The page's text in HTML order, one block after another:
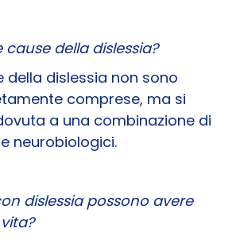
cause della dislessia?
della dislessia non sono
comprese, ma si
a una combinazione di
neurobiologici.
dislessia possono avere